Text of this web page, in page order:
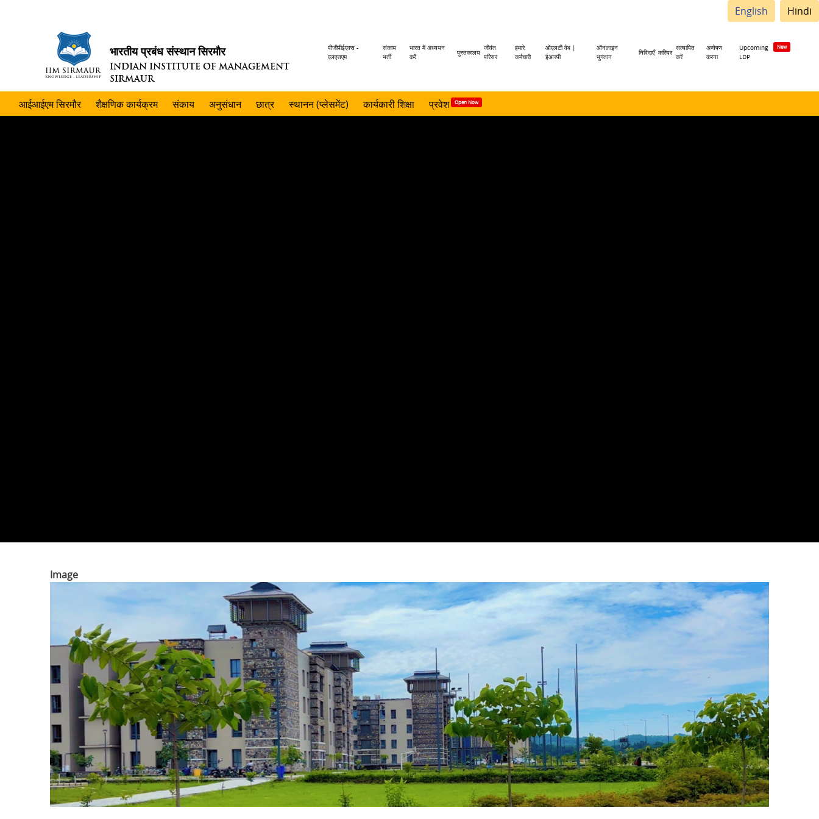
English Hindi
भारतीय प्रबंध संस्थान सिरमौर
INDIAN INSTITUTE OF MANAGEMENT
SIRMAUR
Header
पीजीपीईएक्स -
एलएसएम
संकाय
भर्ती
भारत में अध्ययन
करें
पुस्तकालय
जीवंत
परिसर
हमारे
कर्मचारी
ओएलटी वेब |
ईआरपी
ऑनलाइन
भुगतान
निविदाएँ करियर
सत्यापित
करें
अन्वेषण
करना
Upcoming
LDP
आईआईएम सिरमौर शैक्षणिक कार्यक्रम संकाय अनुसंधान छात्र स्थानन (प्लेसमेंट) कार्यकारी शिक्षा प्रवेश
Image